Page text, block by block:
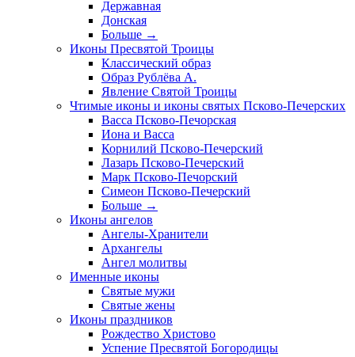
Державная
Донская
Больше →
Иконы Пресвятой Троицы
Классический образ
Образ Рублёва А.
Явление Святой Троицы
Чтимые иконы и иконы святых Псково-Печерских
Васса Псково-Печорская
Иона и Васса
Корнилий Псково-Печерский
Лазарь Псково-Печерский
Марк Псково-Печорский
Симеон Псково-Печерский
Больше →
Иконы ангелов
Ангелы-Хранители
Архангелы
Ангел молитвы
Именные иконы
Святые мужи
Святые жены
Иконы праздников
Рождество Христово
Успение Пресвятой Богородицы